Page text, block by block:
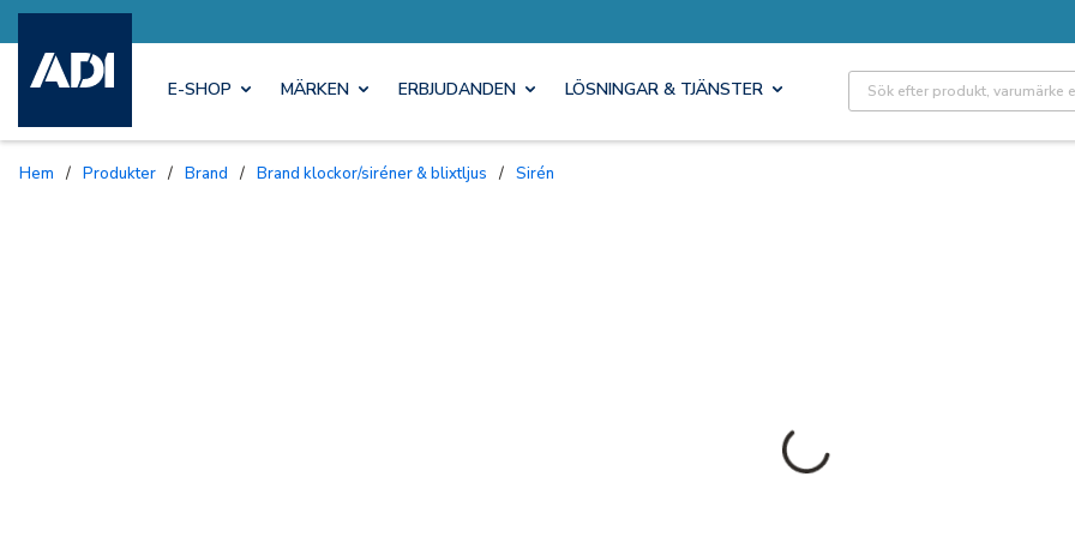
E-SHOP MÄRKEN ERBJUDANDEN LÖSNINGAR & TJÄNSTER Site Search
Hem / Produkter / Brand / Brand klockor/siréner & blixtljus / Sirén